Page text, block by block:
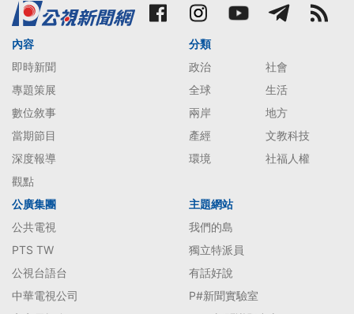
內容
即時新聞
專題策展
數位敘事
當期節目
深度報導
觀點
分類
政治
社會
全球
生活
兩岸
地方
產經
文教科技
環境
社福人權
公廣集團
公共電視
PTS TW
公視台語台
中華電視公司
主題網站
我們的島
獨立特派員
有話好說
P#新聞實驗室